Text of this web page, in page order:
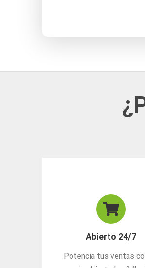
Abierto 24/7
Potencia tus ventas